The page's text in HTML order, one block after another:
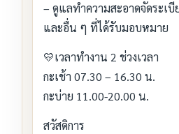
– ดูแลทำความสะอาดจัดระเ
และอื่น ๆ ที่ได้รับมอบหมาย
💛เวลาทำงาน 2 ช่วงเวลา
กะเช้า 07.30 – 16.30 น.
กะบ่าย 11.00-20.00 น.
สวัสดิการ